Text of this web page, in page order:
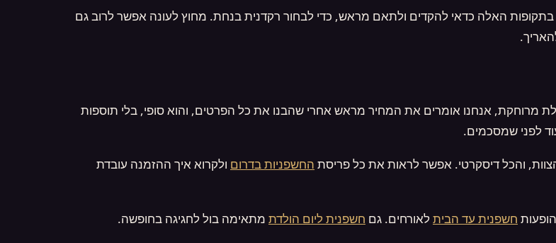
בתקופות האלה כדאי להקדים ולתאם מראש, כדי לבחור רקדנית בנחת. מחוץ לעונה אפשר לרוב גם
מרוחקת, אנחנו אומרים את המחיר מראש אחרי שהבנו את כל הפרטים, והוא סופי, בלי תוספות
לפני שמסכמים.
והכל דיסקרטי. אפשר לראות את כל פריסת החשפניות בדרום ולקרוא איך ההזמנה עובדת
חשפנית עד הביתלאורחים. גם חשפנית ליום הולדת מתאימה בול לחגיגה בחופשה.